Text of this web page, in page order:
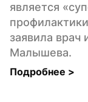
является
заявила врач
Малышева.
Подробнее >